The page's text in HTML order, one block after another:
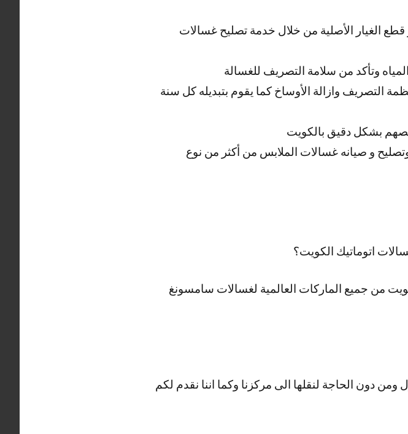
قطع الغيار الأصلية من خلال خدمة تصليح غسالات
وتأكد من سلامة التصريف للغسالة
التصريف وازالة الأوساخ كما يقوم بتبديله كل سنة
بشكل دقيق بالكويت
و صيانه غسالات الملابس من أكثر من نوع
اتوماتيك الكويت؟
من جميع الماركات العالمية لغسالات سامسونغ
دون الحاجة لنقلها الى مركزنا وكما اننا نقدم لكم